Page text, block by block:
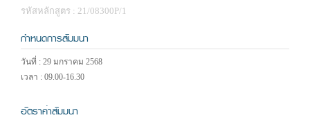
รหัสหลักสูตร : 21/08300P/1
กำหนดการสัมมนา
วันที่ : 29 มกราคม 2568
เวลา : 09.00-16.30
อัตราค่าสัมมนา